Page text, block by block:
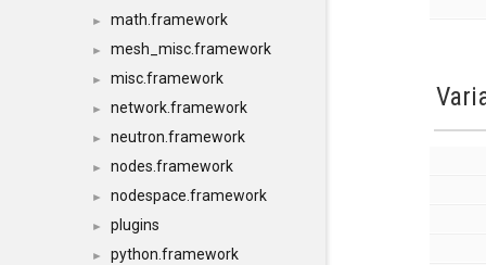
► math.framework
► mesh_misc.framework
► misc.framework
► network.framework
► neutron.framework
► nodes.framework
► nodespace.framework
► plugins
► python.framework